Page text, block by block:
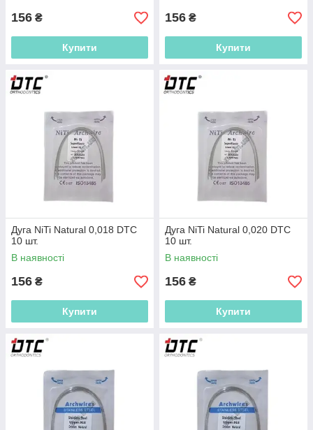
156 ₴
Купити
156 ₴
Купити
Дуга NiTi Natural 0,018 DTC
10 шт.
В наявності
156 ₴
Купити
Дуга NiTi Natural 0,020 DTC
10 шт.
В наявності
156 ₴
Купити